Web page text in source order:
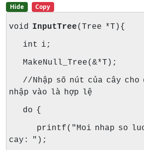
Hide Copy
void InputTree(Tree *T){
int i;
MakeNull_Tree(&*T);
//Nhập số nút của cây cho
nhập vào là hợp lệ
do {
printf("Moi nhap so
cay: ");